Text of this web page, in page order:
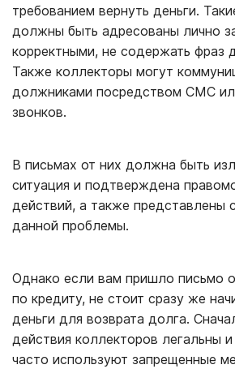
требованием вернуть деньги.
должны быть адресованы лично
корректными, не содержать фраз
Также коллекторы могут
должниками посредством СМС
звонков.
В письмах от них должна быть
ситуация и подтверждена
действий, а также представлены
данной проблемы.
Однако если вам пришло письмо
по кредиту, не стоит сразу же
деньги для возврата долга.
действия коллекторов легальны
часто используют запрещенные